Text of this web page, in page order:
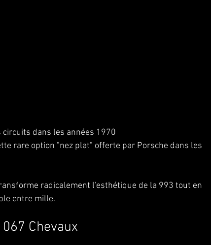
dans les années 1970
rare option "nez plat" offerte par Porsche dans les
radicalement l'esthétique de la 993 tout en
entre mille.
Chevaux